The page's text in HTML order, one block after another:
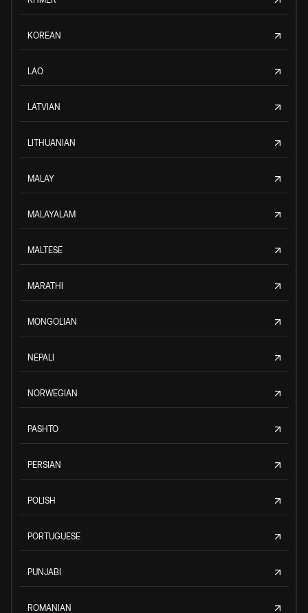
KOREAN
LAO
LATVIAN
LITHUANIAN
MALAY
MALAYALAM
MALTESE
MARATHI
MONGOLIAN
NEPALI
NORWEGIAN
PASHTO
PERSIAN
POLISH
PORTUGUESE
PUNJABI
ROMANIAN